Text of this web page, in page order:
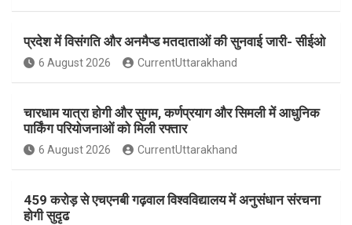
प्रदेश में विसंगति और अनमैप्ड मतदाताओं की सुनवाई जारी- सीईओ
6 August 2026 CurrentUttarakhand
चारधाम यात्रा होगी और सुगम, कर्णप्रयाग और सिमली में आधुनिक
पार्किंग परियोजनाओं को मिली रफ्तार
6 August 2026 CurrentUttarakhand
459 करोड़ से एचएनबी गढ़वाल विश्वविद्यालय में अनुसंधान संरचना
होगी सुदृढ